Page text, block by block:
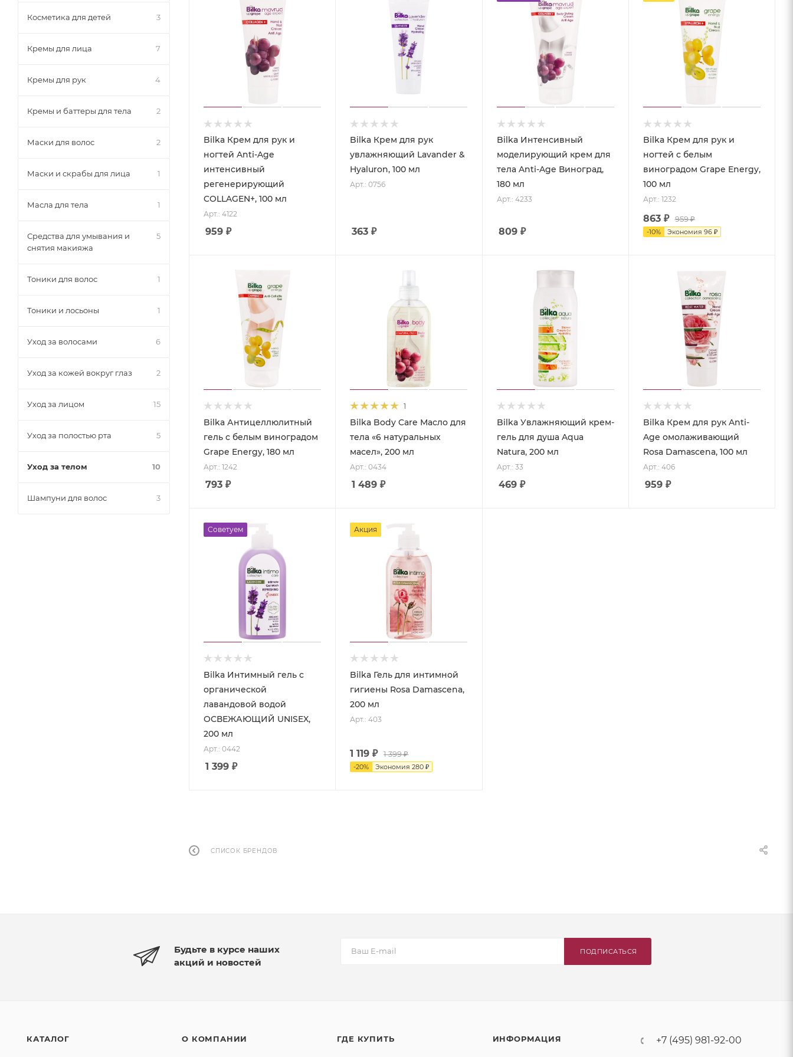
Bilka Крем для рук и
ногтей Anti-Age
интенсивный
регенерирующий
COLLAGEN+, 100 мл
Арт.: 4122
959 ₽
Bilka Крем для рук
увлажняющий Lavander &
Hyaluron, 100 мл
Арт.: 0756
363 ₽
Bilka Интенсивный
моделирующий крем для
тела Anti-Age Виноград,
180 мл
Арт.: 4233
809₽
Bilka Крем для рук и
ногтей с белым
виноградом Grape Energy,
100 мл
Арт.: 1232
863₽ 959₽
-10% Экономия 96₽
Bilka Антицеллюлитный
гель с белым виноградом
Grape Energy, 180 мл
Арт.: 1242
793 ₽
1
Bilka Body Care Масло для
тела «6 натуральных
масел», 200 мл
Арт.: 0434
1 489 ₽
Bilka Увлажняющий крем-
гель для душа Aqua
Natura, 200 мл
Арт.: 33
469₽
Bilka Крем для рук Anti-
Age омолаживающий
Rosa Damascena, 100 мл
Арт.: 406
959₽
Советуем
Bilka Интимный гель с
органической
лавандовой водой
ОСВЕЖАЮЩИЙ UNISEX,
200 мл
Арт.: 0442
1 399 ₽
Акция
Bilka Гель для интимной
гигиены Rosa Damascena,
200 мл
Арт.: 403
1 119 ₽ 1 399₽
-20% Экономия280 ₽
СПИСОК БРЕНДОВ
Косметика для детей 3
Кремы для лица 7
Кремы для рук 4
Кремы и баттеры для тела 2
Маски для волос 2
Маски и скрабы для лица 1
Масла для тела 1
Средства для умывания и
снятия макияжа
5
Тоники для волос 1
Тоники и лосьоны 1
Уход за волосами 6
Уход за кожей вокруг глаз 2
Уход за лицом 15
Уход за полостью рта 5
Уход за телом 10
Шампуни для волос 3
Будьте в курсе наших
акций и новостей
ПОДПИСАТЬСЯ
КАТАЛОГ О КОМПАНИИ ГДЕ КУПИТЬ ИНФОРМАЦИЯ +7 (495) 981-92-00